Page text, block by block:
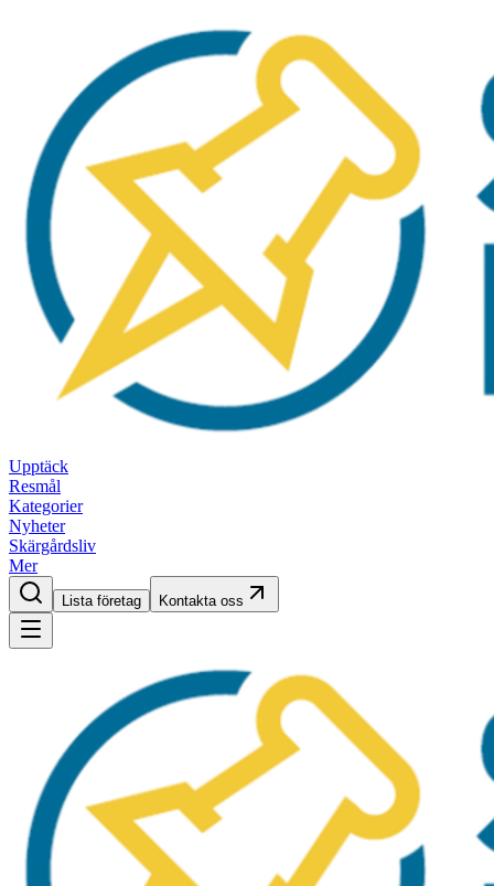
Upptäck
Resmål
Kategorier
Nyheter
Skärgårdsliv
Mer
Lista företag Kontakta oss